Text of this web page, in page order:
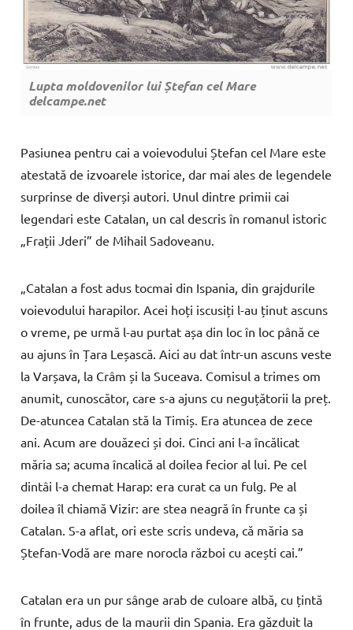
Lupta moldovenilor lui Ștefan cel Mare
delcampe.net
Pasiunea pentru cai a voievodului Ștefan cel Mare este
atestată de izvoarele istorice, dar mai ales de legendele
surprinse de diverși autori. Unul dintre primii cai
legendari este Catalan, un cal descris în romanul istoric
„Frații Jderi” de Mihail Sadoveanu.
„Catalan a fost adus tocmai din Ispania, din grajdurile
voievodului harapilor. Acei hoți iscusiți l-au ținut ascuns
o vreme, pe urmă l-au purtat așa din loc în loc până ce
au ajuns în Țara Leșască. Aici au dat într-un ascuns veste
la Varșava, la Crâm și la Suceava. Comisul a trimes om
anumit, cunoscător, care s-a ajuns cu neguțătorii la preț.
De-atuncea Catalan stă la Timiș. Era atuncea de zece
ani. Acum are douăzeci și doi. Cinci ani l-a încălicat
măria sa; acuma încalică al doilea fecior al lui. Pe cel
dintâi l-a chemat Harap: era curat ca un fulg. Pe al
doilea îl chiamă Vizir: are stea neagră în frunte ca și
Catalan. S-a aflat, ori este scris undeva, că măria sa
Ștefan-Vodă are mare norocla război cu acești cai.”
Catalan era un pur sânge arab de culoare albă, cu țintă
în frunte, adus de la maurii din Spania. Era găzduit la